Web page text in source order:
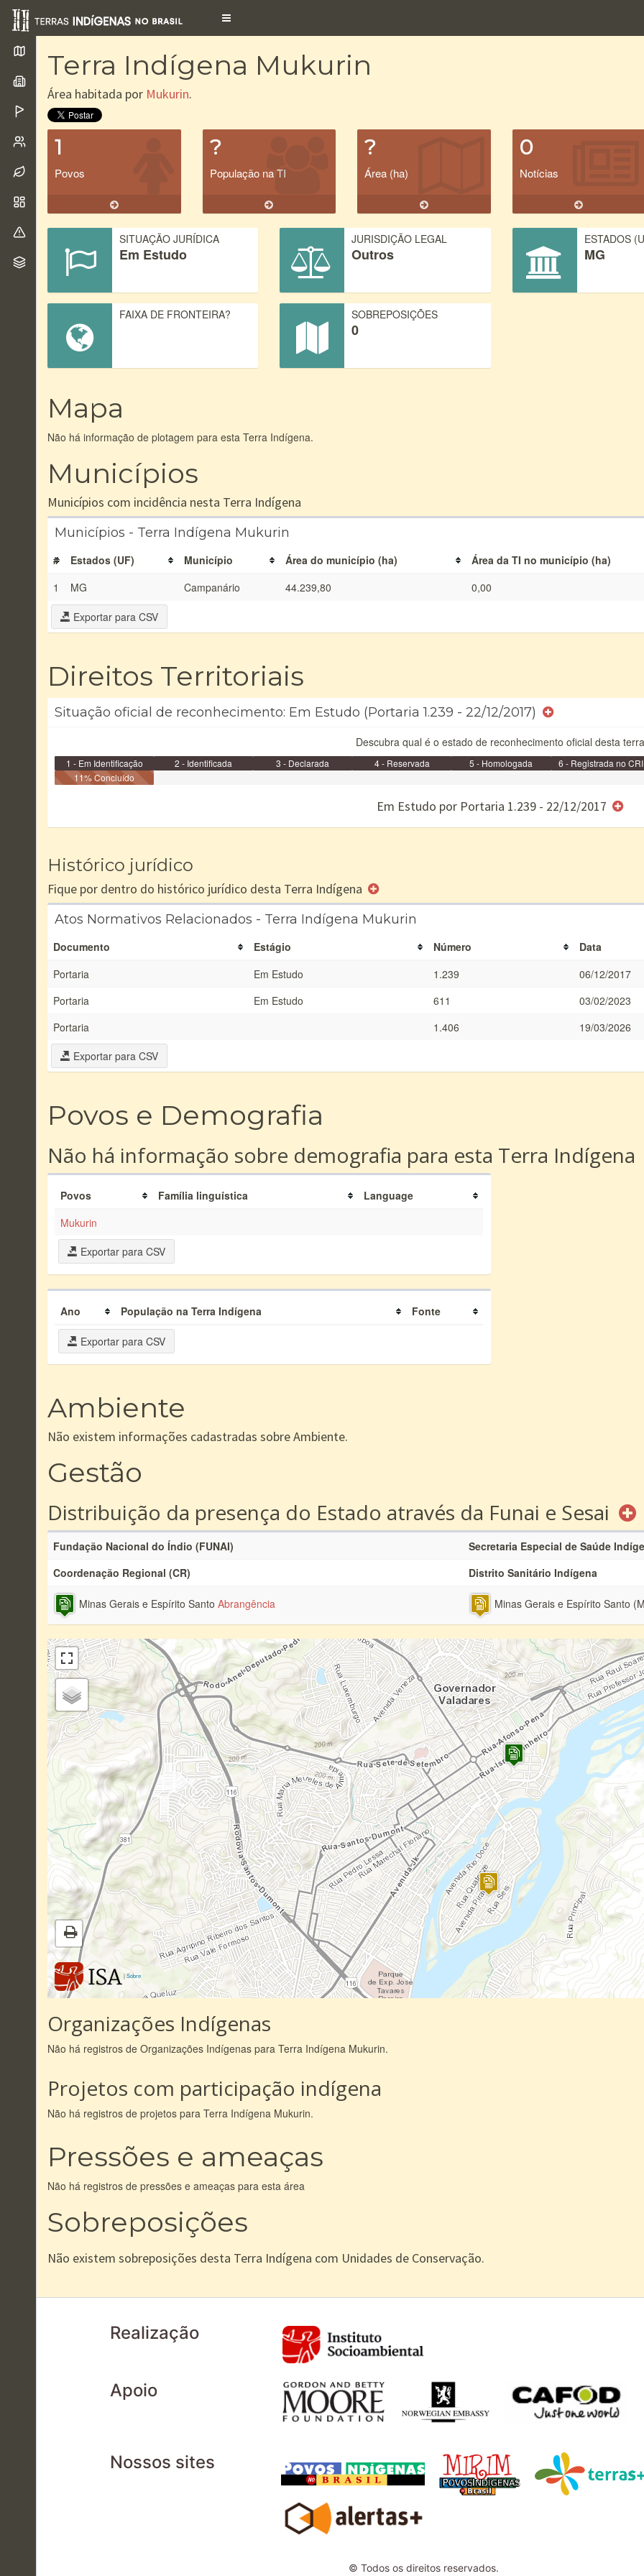
Toggle
Terra Indígena Mukurin
Área habitada por Mukurin.
1
Povos
?
População na TI
?
Área (ha)
0
Notícias
SITUAÇÃO JURÍDICA
Em Estudo
JURISDIÇÃO LEGAL
Outros
ESTADOS
MG
FAIXA DE FRONTEIRA? SOBREPOSIÇÕES
0
Mapa
Não há informação de plotagem para esta Terra Indígena.
Municípios
Municípios com incidência nesta Terra Indígena
Municípios - Terra Indígena Mukurin
# Estados (UF) Município Área do município (ha)
Área da TI no município (ha)
1
MG Campanário 44.239,80 0,00
Exportar para CSV
Direitos Territoriais
Situação oficial de reconhecimento: Em Estudo (Portaria 1.239 - 22/12/2017)
Descubra qual é o estado de reconhecimento oficial desta
1 - Em Identificação 2 - Identificada 3 - Declarada 4 - Reservada 5 - Homologada
6 - Registrada no CRI
11% Concluído
Em Estudo por Portaria 1.239 - 22/12/2017
Histórico jurídico
Fique por dentro do histórico jurídico desta Terra Indígena
Atos Normativos Relacionados - Terra Indígena Mukurin
Documento Estágio Número
Data
Portaria
Em Estudo 1.239
06/12/2017
Portaria
Em Estudo 611
03/02/2023
Portaria
1.406
19/03/2026
Exportar para CSV
Povos e Demografia
Não há informação sobre demografia para esta Terra Indígena
Povos Família linguística
Language
Mukurin
Exportar para CSV
Ano População na Terra Indígena Fonte
Exportar para CSV
Ambiente
Não existem informações cadastradas sobre Ambiente.
Gestão
Distribuição da presença do Estado através da Funai e Sesai
Fundação Nacional do Índio (FUNAI)
Secretaria Especial de Saúde
Coordenação Regional (CR)
Distrito Sanitário Indígena
Minas Gerais e Espírito Santo Abrangência Minas Gerais e Espírito Santo
|Sobre
Organizações Indígenas
Não há registros de Organizações Indígenas para Terra Indígena Mukurin.
Projetos com participação indígena
Não há registros de projetos para Terra Indígena Mukurin.
Pressões e ameaças
Não há registros de pressões e ameaças para esta área
Sobreposições
Não existem sobreposições desta Terra Indígena com Unidades de Conservação.